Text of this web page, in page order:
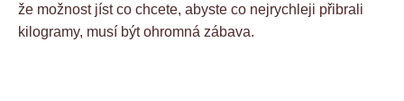
že možnost jíst co chcete, abyste co nejrychleji přibrali
kilogramy, musí být ohromná zábava.